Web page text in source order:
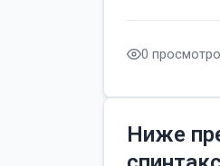
0
Ниже